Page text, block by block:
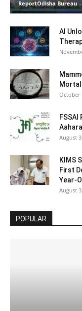
ReportOdisha Bureau -
AI
October
August
KIMS
First
Year-
August
POPULAR